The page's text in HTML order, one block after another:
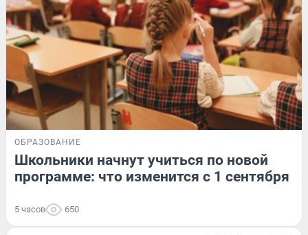
ОБРАЗОВАНИЕ
Школьники начнут учиться по новой
программе: что изменится с 1 сентября
5 часов 650